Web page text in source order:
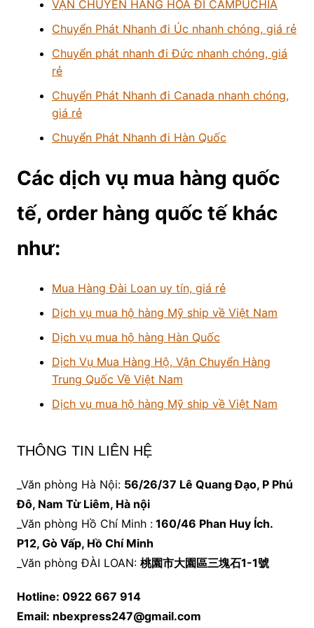
VẬN CHUYỂN HÀNG HÓA ĐI CAMPUCHIA
Chuyển Phát Nhanh đi Úc nhanh chóng, giá rẻ
Chuyển phát nhanh đi Đức nhanh chóng, giá
rẻ
Chuyển Phát Nhanh đi Canada nhanh chóng,
giá rẻ
Chuyển Phát Nhanh đi Hàn Quốc
Các dịch vụ mua hàng quốc
tế, order hàng quốc tế khác
như:
Mua Hàng Đài Loan uy tín, giá rẻ
Dịch vụ mua hộ hàng Mỹ ship về Việt Nam
Dịch vụ mua hộ hàng Hàn Quốc
Dịch Vụ Mua Hàng Hộ, Vận Chuyển Hàng
Trung Quốc Về Việt Nam
Dịch vụ mua hộ hàng Mỹ ship về Việt Nam
THÔNG TIN LIÊN HỆ
_Văn phòng Hà Nội: 56/26/37 Lê Quang Đạo, P Phú
Đô, Nam Từ Liêm, Hà nội
_Văn phòng Hồ Chí Minh :160/46 Phan Huy Ích.
P12, Gò Vấp, Hồ Chí Minh
_Văn phòng ĐÀI LOAN: 桃園市大園區三塊石1-1號
Hotline: 0922 667 914
Email: nbexpress247@gmail.com